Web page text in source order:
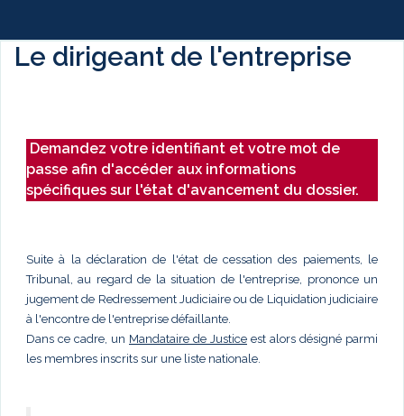
Le dirigeant de l'entreprise
Demandez votre identifiant et votre mot de
passe afin d'accéder aux informations
spécifiques sur l'état d'avancement du dossier.
Suite à la déclaration de l'état de cessation des paiements, le
Tribunal, au regard de la situation de l'entreprise, prononce un
jugement de Redressement Judiciaire ou de Liquidation judiciaire
à l'encontre de l'entreprise défaillante.
Dans ce cadre, un Mandataire de Justice est alors désigné parmi
les membres inscrits sur une liste nationale.